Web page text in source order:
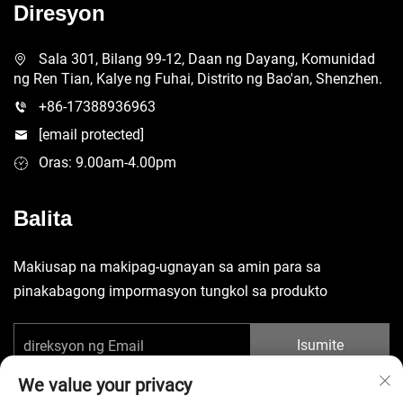
Diresyon
Sala 301, Bilang 99-12, Daan ng Dayang, Komunidad
ng Ren Tian, Kalye ng Fuhai, Distrito ng Bao'an, Shenzhen.
+86-17388936963
[email protected]
Oras: 9.00am-4.00pm
Balita
Makiusap na makipag-ugnayan sa amin para sa
pinakabagong impormasyon tungkol sa produkto
Isumite
We value your privacy